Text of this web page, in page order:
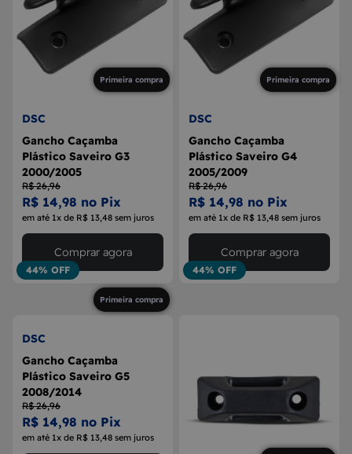
Primeira compra
DSC
Gancho Caçamba
Plástico Saveiro G3
2000/2005
R$ 26,96
R$ 14,98 no Pix
em até 1x de R$ 13,48 sem juros
44% OFF
Comprar agora
Primeira compra
DSC
Gancho Caçamba
Plástico Saveiro G4
2005/2009
R$ 26,96
R$ 14,98 no Pix
em até 1x de R$ 13,48 sem juros
44% OFF
Comprar agora
Primeira compra
DSC
Gancho Caçamba
Plástico Saveiro G5
2008/2014
R$ 26,96
R$ 14,98 no Pix
em até 1x de R$ 13,48 sem juros